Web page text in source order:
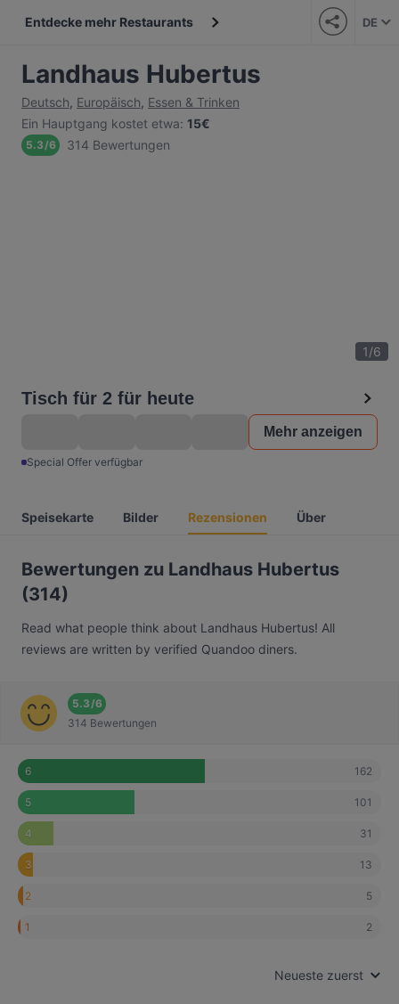
Entdecke mehr Restaurants DE
Landhaus Hubertus
Deutsch, Europäisch, Essen & Trinken
Ein Hauptgang kostet etwa: 15€
5.3/6 314 Bewertungen
1/6
Tisch für 2 für heute
Mehr anzeigen
Special Offer verfügbar
Speisekarte Bilder Rezensionen Über
Bewertungen zu Landhaus Hubertus
(314)
Read what people think about Landhaus Hubertus! All
reviews are written by verified Quandoo diners.
5.3/6
314 Bewertungen
6 162
5 101
4 31
3 13
2 5
1 2
Neueste zuerst